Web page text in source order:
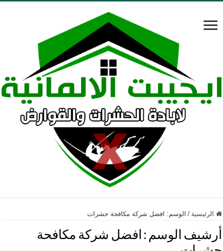
الرئيسية / الوسم: افضل شركة مكافحة حشرات
أرشيف الوسم : افضل شركة مكافحة